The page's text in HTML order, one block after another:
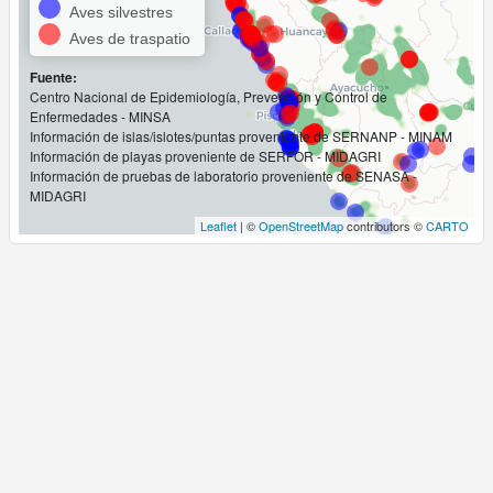
499 Positivos
5 266 Negativos
0 Pendientes
Aves silvestres
Aves de traspatio
Fuente:
Centro Nacional de Epidemiología, Prevención y Control de
Enfermedades - MINSA
Información de islas/islotes/puntas proveniente de SERNANP - MINAM
Información de playas proveniente de SERFOR - MIDAGRI
Información de pruebas de laboratorio proveniente de SENASA -
MIDAGRI
Leaflet | ©OpenStreetMapcontributors ©CARTO